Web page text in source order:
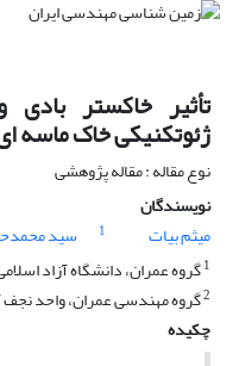
تأثیر خاکستر
ژئوتکنیکی خاک ماسه
نوع مقاله : مقاله پژوهشی
نویسندگان
میثم بیات
1 سید
1گروه عمران، دانشگاه آزاد
2گروه مهندسی عمران، واحد نجف
چکیده